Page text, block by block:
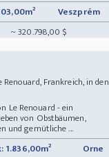
Veszprém
~ 320.798,00 $
Frankreich, in den
Le Renouard - ein
von Obstbäumen,
und gemütliche ...
1.836,00m²
Orne